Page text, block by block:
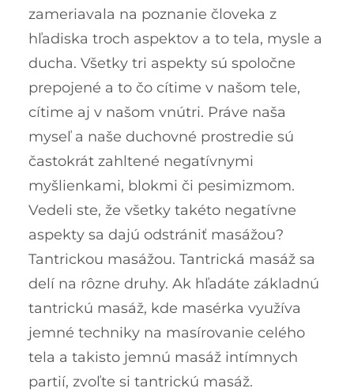
zameriavala na poznanie človeka z
hľadiska troch aspektov a to tela, mysle a
ducha. Všetky tri aspekty sú spoločne
prepojené a to čo cítime v našom tele,
cítime aj v našom vnútri. Práve naša
myseľ a naše duchovné prostredie sú
častokrát zahltené negatívnymi
myšlienkami, blokmi či pesimizmom.
Vedeli ste, že všetky takéto negatívne
aspekty sa dajú odstrániť masážou?
Tantrickou masážou. Tantrická masáž sa
delí na rôzne druhy. Ak hľadáte základnú
tantrickú masáž, kde masérka využíva
jemné techniky na masírovanie celého
tela a takisto jemnú masáž intímnych
partií, zvoľte si tantrickú masáž.